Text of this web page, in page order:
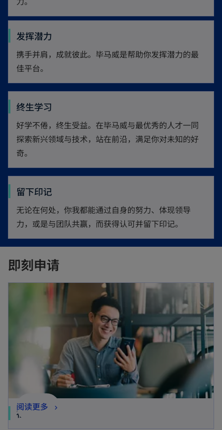
发挥潜力
携手并肩，成就彼此。毕马威是帮助你发挥潜力的最
佳平台。
终生学习
好学不倦，终生受益。在毕马威与最优秀的人才一同
探索新兴领域与技术，站在前沿，满足你对未知的好
奇。
留下印记
无论在何处，你我都能通过自身的努力、体现领导
力，或是与团队共赢，而获得认可并留下印记。
即刻申请
社会招聘
阅读更多